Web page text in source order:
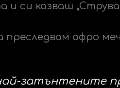
си казваш „Струва
преследвам афро
затънтените